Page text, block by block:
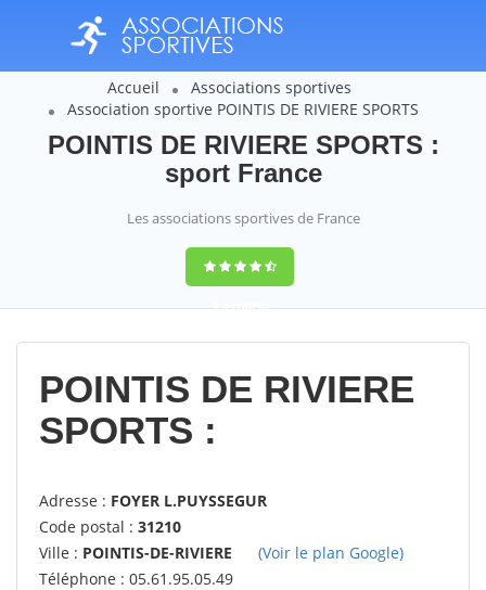
Accueil
Associations sportives
Association sportive POINTIS DE RIVIERE SPORTS
POINTIS DE RIVIERE SPORTS :
sport France
Les associations sportives de France
9,4(100%)
14358votes
POINTIS DE RIVIERE
SPORTS :
Adresse : FOYER L.PUYSSEGUR
Code postal : 31210
Ville : POINTIS-DE-RIVIERE
(Voir le plan Google)
Téléphone : 05.61.95.05.49